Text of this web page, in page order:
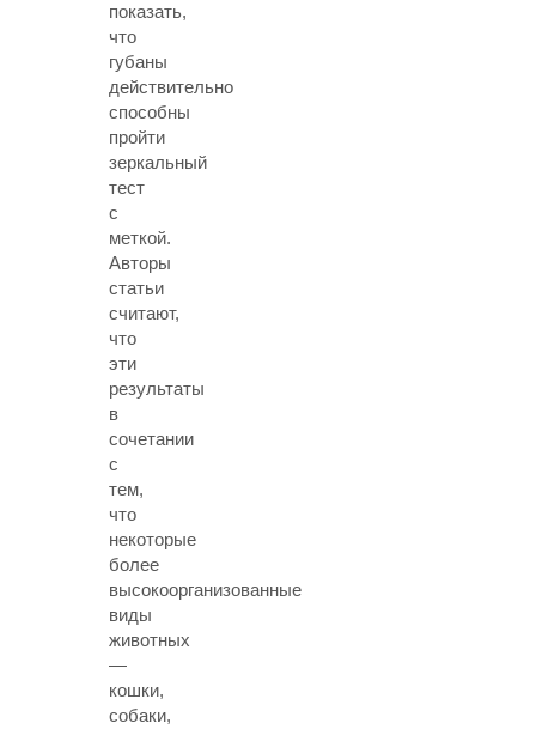
показать,
что
губаны
действительно
способны
пройти
зеркальный
тест
с
меткой.
Авторы
статьи
считают,
что
эти
результаты
в
сочетании
с
тем,
что
некоторые
более
высокоорганизованные
виды
животных
—
кошки,
собаки,